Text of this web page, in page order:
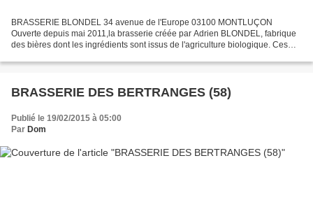
BRASSERIE BLONDEL 34 avenue de l'Europe 03100 MONTLUÇON
Ouverte depuis mai 2011,la brasserie créée par Adrien BLONDEL, fabrique
des bières dont les ingrédients sont issus de l'agriculture biologique. Ces
BRASSERIE DES BERTRANGES (58)
Publié le 19/02/2015 à 05:00
Par Dom